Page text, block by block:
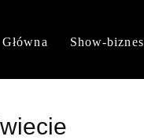
Główna Show-biznes